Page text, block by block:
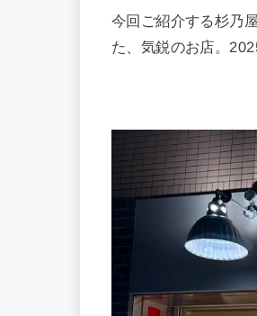
今回ご紹介する杉乃
た、気鋭のお店。